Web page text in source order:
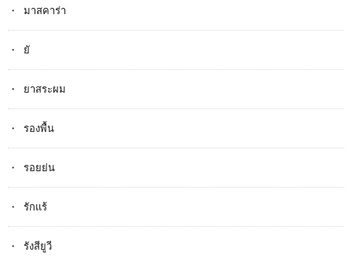
มาสคาร่า
ยั
ยาสระผม
รองพื้น
รอยย่น
รักแร้
รังสียูวี